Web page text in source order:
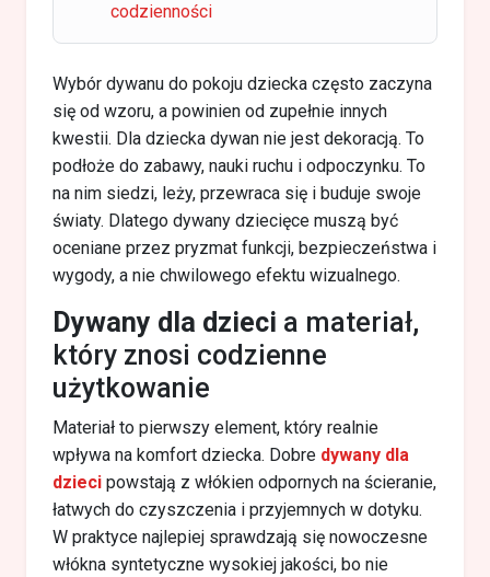
codzienności
Wybór dywanu do pokoju dziecka często zaczyna
się od wzoru, a powinien od zupełnie innych
kwestii. Dla dziecka dywan nie jest dekoracją. To
podłoże do zabawy, nauki ruchu i odpoczynku. To
na nim siedzi, leży, przewraca się i buduje swoje
światy. Dlatego dywany dziecięce muszą być
oceniane przez pryzmat funkcji, bezpieczeństwa i
wygody, a nie chwilowego efektu wizualnego.
Dywany dla dzieci a materiał,
który znosi codzienne
użytkowanie
Materiał to pierwszy element, który realnie
wpływa na komfort dziecka. Dobre dywany dla
dzieci powstają z włókien odpornych na ścieranie,
łatwych do czyszczenia i przyjemnych w dotyku.
W praktyce najlepiej sprawdzają się nowoczesne
włókna syntetyczne wysokiej jakości, bo nie